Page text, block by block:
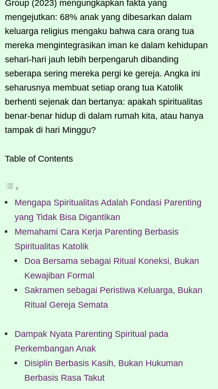
Group (2023) mengungkapkan fakta yang
mengejutkan: 68% anak yang dibesarkan dalam
keluarga religius mengaku bahwa cara orang tua
mereka mengintegrasikan iman ke dalam kehidupan
sehari-hari jauh lebih berpengaruh dibanding
seberapa sering mereka pergi ke gereja. Angka ini
seharusnya membuat setiap orang tua Katolik
berhenti sejenak dan bertanya: apakah spiritualitas
benar-benar hidup di dalam rumah kita, atau hanya
tampak di hari Minggu?
Table of Contents
Mengapa Spiritualitas Adalah Fondasi Parenting
yang Tidak Bisa Digantikan
Memahami Cara Kerja Parenting Berbasis
Spiritualitas Katolik
Doa Bersama sebagai Ritual Koneksi, Bukan
Kewajiban Formal
Sakramen sebagai Peristiwa Keluarga, Bukan
Ritual Gereja Semata
Dampak Nyata Parenting Spiritual pada
Perkembangan Anak
Disiplin Berbasis Kasih, Bukan Hukuman
Berbasis Rasa Takut